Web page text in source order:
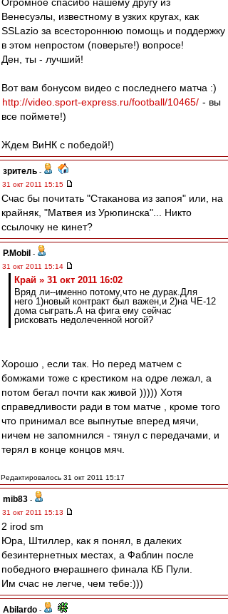
Венесуэлы, известному в узких кругах, как
SSLazio за всестороннюю помощь и поддержку
в этом непростом (поверьте!) вопросе!
Ден, ты - лучший!
Вот вам бонусом видео с последнего матча :)
http://video.sport-express.ru/football/10465/ - вы
все поймете!)
Ждем ВиНК с победой!)
зpитель -
31 окт 2011 15:15
Счас бы почитать "Стаканова из запоя" или, на
крайняк, "Матвея из Урюпинска"... Никто
ссылочку не кинет?
P.Mobil -
31 окт 2011 15:14
Край » 31 окт 2011 16:02
Вряд ли--именно потому,что не дурак.Для
него 1)новый контракт был важен,и 2)на ЧЕ-12
дома сыграть.А на фига ему сейчас
рисковать недолеченной ногой?
Хорошо , если так. Но перед матчем с
бомжами тоже с крестиком на одре лежал, а
потом бегал почти как живой ))))) Хотя
справедливости ради в том матче , кроме того
что принимал все выпнутые вперед мячи,
ничем не запомнился - тянул с передачами, и
терял в конце концов мяч.
Редактировалось 31 окт 2011 15:17
mib83 -
31 окт 2011 15:13
2 irod sm
Юра, Штиллер, как я понял, в далеких
безинтернетных местах, а Фаблин после
победного вчерашнего финала КБ Пули.
Им счас не легче, чем тебе:)))
Abilardo -